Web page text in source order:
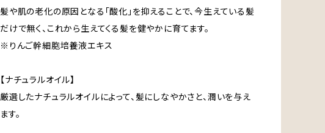
髪や肌の老化の原因となる「酸化」を抑えることで、今生えている髪
だけで無く、これから生えてくる髪を健やかに育てます。
※りんご幹細胞培養液エキス
【ナチュラルオイル】
厳選したナチュラルオイルによって、髪にしなやかさと、潤いを与え
ます。